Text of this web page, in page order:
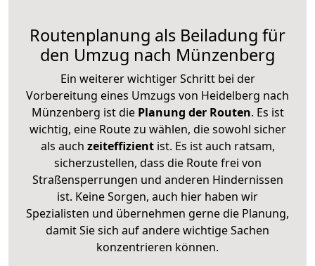
Routenplanung als Beiladung für
den Umzug nach Münzenberg
Ein weiterer wichtiger Schritt bei der
Vorbereitung eines Umzugs von Heidelberg nach
Münzenberg ist diePlanung der Routen. Es ist
wichtig, eine Route zu wählen, die sowohl sicher
als auch zeiteffizientist. Es ist auch ratsam,
sicherzustellen, dass die Route frei von
Straßensperrungen und anderen Hindernissen
ist. Keine Sorgen, auch hier haben wir
Spezialisten und übernehmen gerne die Planung,
damit Sie sich auf andere wichtige Sachen
konzentrieren können.